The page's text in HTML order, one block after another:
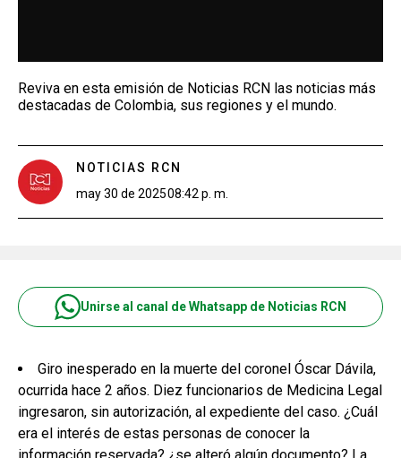
Reviva en esta emisión de Noticias RCN las noticias más
destacadas de Colombia, sus regiones y el mundo.
NOTICIAS RCN
may 30 de 202508:42 p. m.
Unirse al canal de Whatsapp de Noticias RCN
Giro inesperado en la muerte del coronel Óscar Dávila,
ocurrida hace 2 años. Diez funcionarios de Medicina Legal
ingresaron, sin autorización, al expediente del caso. ¿Cuál
era el interés de estas personas de conocer la
información reservada? ¿se alteró algún documento? La